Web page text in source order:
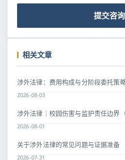
提交咨询
相关文章
涉外法律：费用构成与分阶段委托策
2026-08-03
涉外法律｜校园伤害与监护责任边界（
2026-08-01
关于涉外法律的常见问题与证据准备
2026-07-31